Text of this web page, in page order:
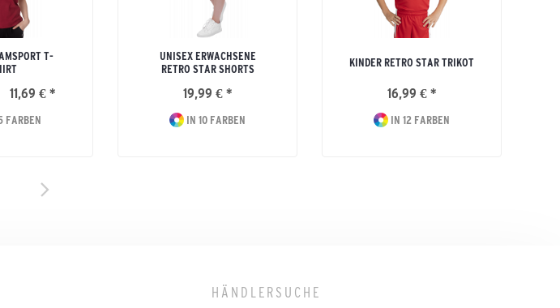
T-
11,69 € *
FARBEN
UNISEX ERWACHSENE
RETRO STAR SHORTS
19,99 € *
IN 10 FARBEN
KINDER RETRO STAR TRIKOT
16,99 € *
IN 12 FARBEN
HÄNDLERSUCHE